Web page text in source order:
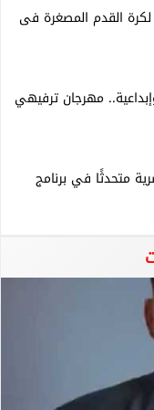
لكرة القدم المصغرة فى
مهرجان ترفيهي
متحدثًا في برنامج